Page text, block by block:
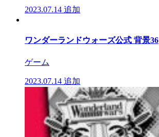
2023.07.14 追加
ワンダーランドウォーズ公式 背景36
ゲーム
2023.07.14 追加